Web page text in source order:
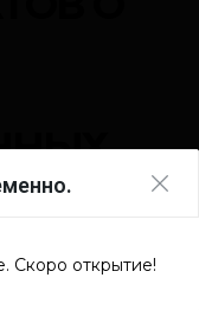
Скоро открытие!